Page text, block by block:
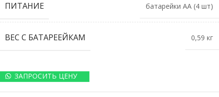
ПИТАНИЕ батарейки АА (4 шт)
ВЕС С БАТАРЕЕЙКАМ 0,59 кг
ЗАПРОСИТЬ ЦЕНУ